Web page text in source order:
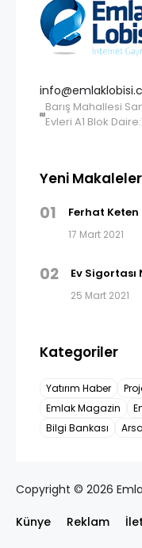
Barış Mahallesi
Evleri A1 Blok
Yeni Makaleler
01 Ferhat
17 Mart 2021
02 Ev Sigortası
25 Mart 2021
Kategoriler
Yatırım Haber
Emlak Magazin
Bilgi Bankası
Copyright © 2026
Künye Reklam